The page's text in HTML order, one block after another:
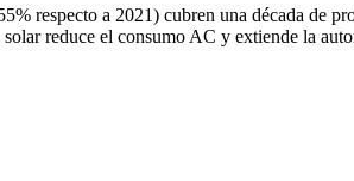
respecto a 2021) cubren una década de
reduce el consumo AC y extiende la